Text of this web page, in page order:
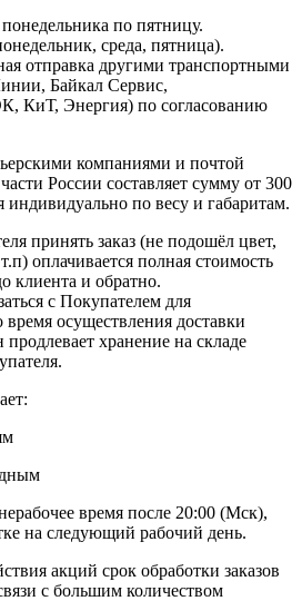
по пятницу.
среда, пятница).
отправка другими транспортными
Байкал Сервис,
КиТ, Энергия) по согласованию
компаниями и почтой
России составляет сумму от 300
индивидуально по весу и габаритам.
принять заказ (не подошёл цвет,
оплачивается полная стоимость
клиента и обратно.
с Покупателем для
время осуществления доставки
продлевает хранение на складе
время после 20:00 (Мск),
на следующий рабочий день.
акций срок обработки заказов
с большим количеством